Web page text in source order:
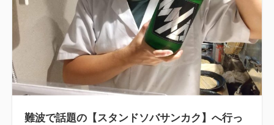
難波で話題の【スタンドソバサンカク】へ行っ